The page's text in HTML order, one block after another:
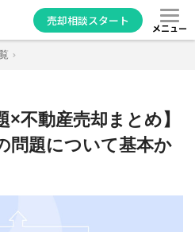
売却相談スタート
メニュー
×不動産売却まとめ】
問題について基本か